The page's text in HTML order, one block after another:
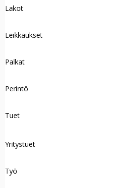
Lakot
Leikkaukset
Palkat
Perintö
Tuet
Yritystuet
Työ